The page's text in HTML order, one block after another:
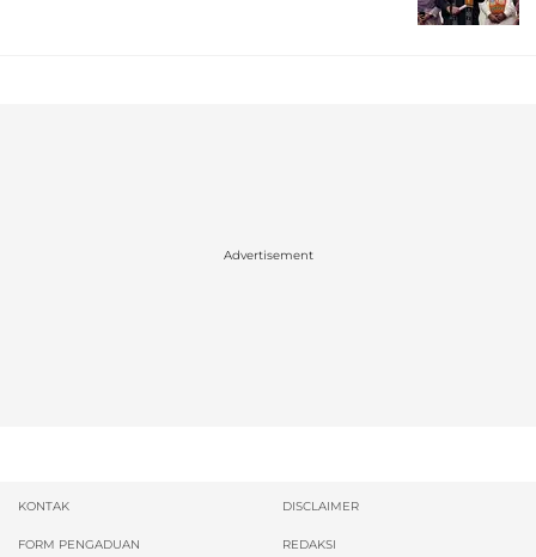
Advertisement
KONTAK DISCLAIMER
FORM PENGADUAN REDAKSI